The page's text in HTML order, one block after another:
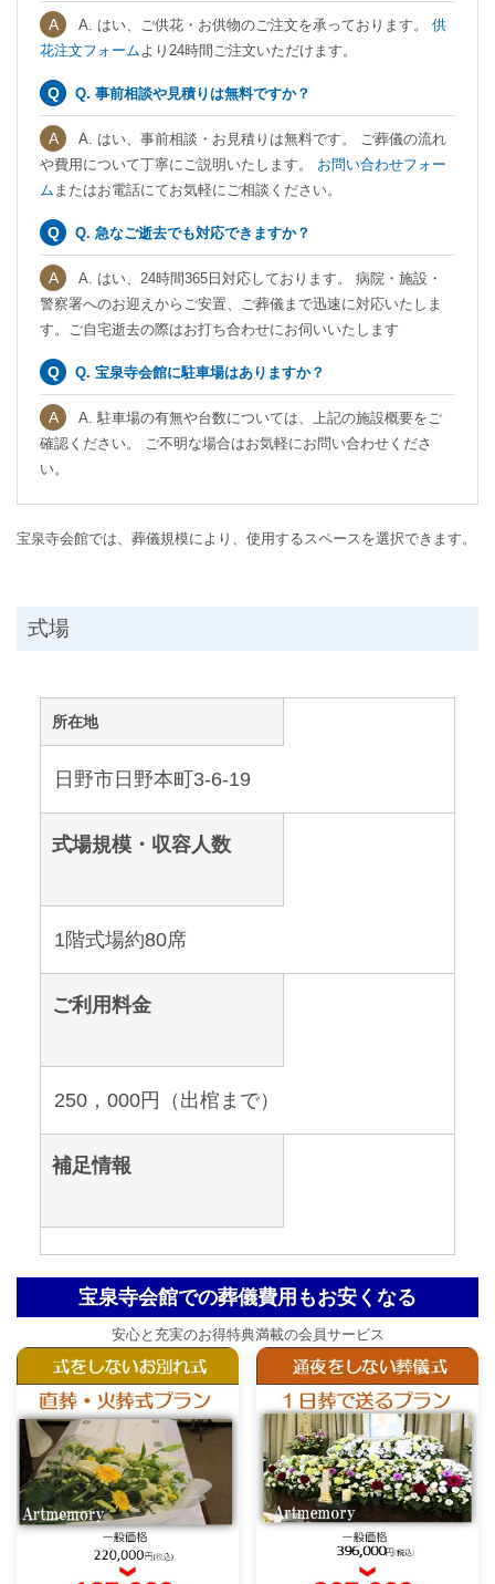
A. はい、ご供花・お供物のご注文を承っております。 供
花注文フォーム より24時間ご注文いただけます。
Q. 事前相談や見積りは無料ですか？
A. はい、事前相談・お見積りは無料です。 ご葬儀の流れ
や費用について丁寧にご説明いたします。 お問い合わせフォー
ム またはお電話にてお気軽にご相談ください。
Q. 急なご逝去でも対応できますか？
A. はい、24時間365日対応しております。 病院・施設・
警察署へのお迎えからご安置、ご葬儀まで迅速に対応いたしま
す。ご自宅逝去の際はお打ち合わせにお伺いいたします
Q. 宝泉寺会館に駐車場はありますか？
A. 駐車場の有無や台数については、上記の施設概要をご
確認ください。 ご不明な場合はお気軽にお問い合わせくださ
い。
宝泉寺会館では、葬儀規模により、使用するスペースを選択できます。
式場
所在地
日野市日野本町3-6-19
式場規模・収容人数
1階式場約80席
ご利用料金
250，000円（出棺まで）
補足情報
宝泉寺会館での葬儀費用もお安くなる
安心と充実のお得特典満載の会員サービス